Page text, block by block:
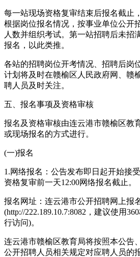
每一站现场资格复审结束后报名截止
根据岗位报名情况，按事业单位公开
人数并组织考试。第一站招聘后未招
报名，以此类推。
各站的招聘岗位开考情况、招聘后岗
计划将及时在赣榆区人民政府网、赣
聘人员及时关注。
五、报名事项及资格审核
报名及资格审核由连云港市赣榆区教
或现场报名的方式进行。
(一)报名
1.网络报名：公告发布即日起开始接
资格复审前一天12:00网络报名截止。
报名网址：连云港市公开招聘网上报
(http://222.189.10.7:8082，建议使用
行访问)。
连云港市赣榆区教育局将按照本公告
公开招聘人员相关规定对应聘人员的